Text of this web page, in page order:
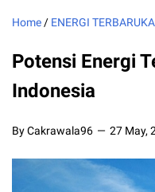
Home / ENERGI
Potensi Energi
Indonesia
By Cakrawala96 27 May,